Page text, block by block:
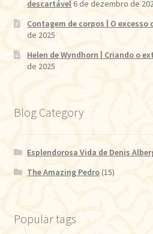
descartável 6 de dezembro de
Contagem de corpos | O excesso
de 2025
Helen de Wyndhorn | Criando o
de 2025
Blog Category
Esplendorosa Vida de Denis
The Amazing Pedro (15)
Popular tags